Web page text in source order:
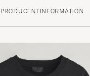
Kanonprodukt!
PRODUCENTINFORMATION